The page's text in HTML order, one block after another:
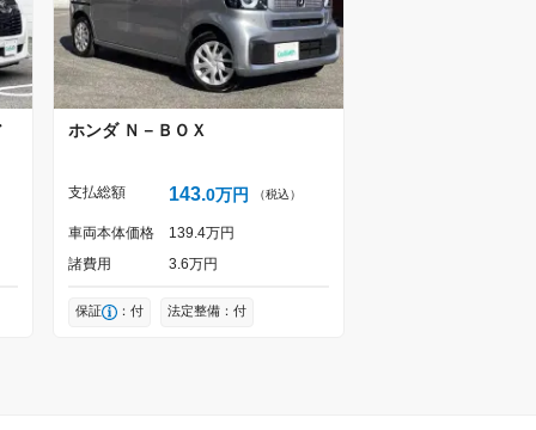
ホンダ Ｎ－ＢＯＸ
支払総額 143 0万円 （税込）
車両本体価格 139 4万円
諸費用
3 6万円
保証 ：付 法定整備：付